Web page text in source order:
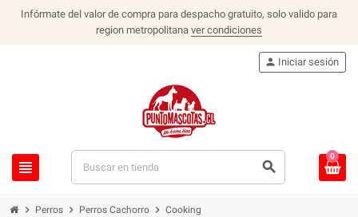
Infórmate del valor de compra para despacho gratuito, solo valido para
region metropolitana ver condiciones
view_headline search
person Iniciar sesión
0
chevron_right Perros chevron_right Perros Cachorro chevron_right Cooking